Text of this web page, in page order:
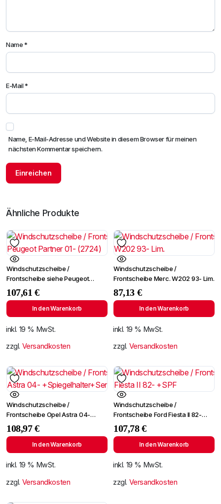
Name*
E-Mail*
Name, E-Mail-Adresse und Website in diesem Browser für meinen
nächsten Kommentar speichern.
Ähnliche Produkte
Windschutzscheibe /
Frontscheibe siehe Peugeot
Partner 01- (2724)
107,61€
In den Warenkorb
inkl. 19 % MwSt.
zzgl. Versandkosten
Windschutzscheibe /
Frontscheibe Merc. W202 93- Lim.
87,13 €
In den Warenkorb
inkl. 19 % MwSt.
zzgl. Versandkosten
Windschutzscheibe /
Frontscheibe Opel Astra 04-
+Spiegelhalter+Sensor
108,97€
In den Warenkorb
inkl. 19 % MwSt.
zzgl. Versandkosten
Windschutzscheibe /
Frontscheibe Ford Fiesta II 82-
+SPF
107,78€
In den Warenkorb
inkl. 19 % MwSt.
zzgl. Versandkosten